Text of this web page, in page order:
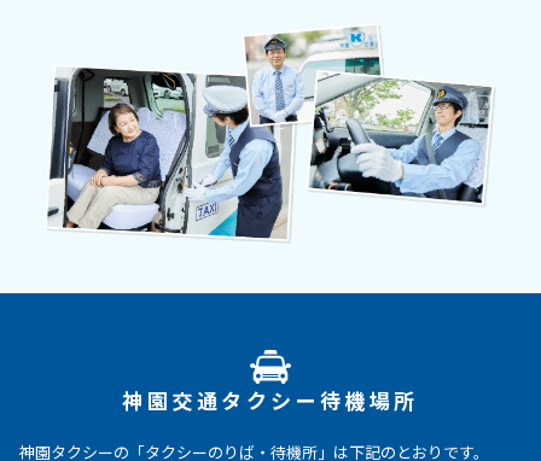
神園交通タクシー待機場所
神園タクシーの「タクシーのりば・待機所」は下記のとおりです。